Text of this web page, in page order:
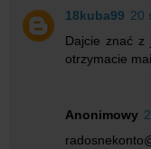
18kuba99 20
Dajcie znać z
otrzymacie
Anonimowy